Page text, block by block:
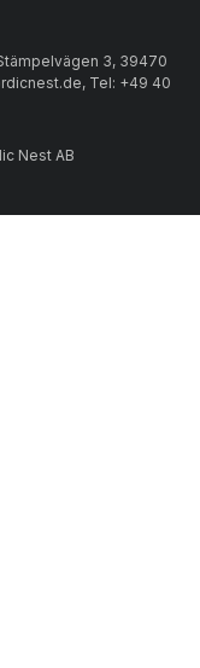
3, 39470
Tel: +49 40
Nest AB